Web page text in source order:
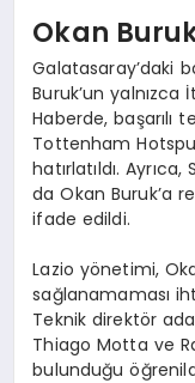
Okan
Galatasaray’daki
Buruk’un
Haberde, başarılı
Tottenham
hatırlatıldı.
da Okan Buruk’a
ifade edildi.
Lazio yönetimi,
sağlanamaması
Teknik direktör
Thiago Motta ve
bulunduğu